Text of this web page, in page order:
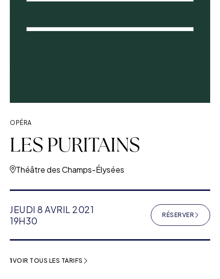
OPÉRA
LES PURITAINS
Théâtre des Champs-Élysées
JEUDI 8 AVRIL 2021
19H30
RÉSERVER(NOUVELLE
1VOIR TOUS LES TARIFS